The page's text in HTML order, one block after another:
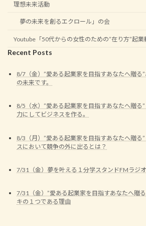
理想未来活動
夢の未来を創るエクロール」の会
Youtube「50代からの女性のための”在り方”起業
Recent Posts
8/7（金）”愛ある起業家を目指すあなたへ贈る
の未来です。
8/5（水）”愛ある起業家を目指すあなたへ贈る
力にしてビジネスを作る。
8/3（月）”愛ある起業家を目指すあなたへ贈る
スにおいて競争の外に出るとは？
7/31（金）夢を叶える１分学スタンドFMラジ
7/31（金）”愛ある起業家を目指すあなたへ贈
キの１つである理由